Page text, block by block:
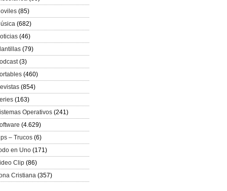
(85)
(682)
(46)
(79)
(3)
(460)
(854)
(163)
Operativos (241)
(4.629)
– Trucos (6)
en Uno (171)
Clip (86)
Cristiana (357)